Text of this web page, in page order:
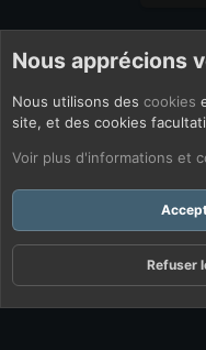
Nous apprécions
Nous utilisons des cookies
site, et des cookies
Voir plus d'informations et
Refuser